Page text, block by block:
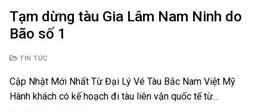
Tạm dừng tàu Gia Lâm Nam Ninh do
Bão số 1
TIN TỨC
Cập Nhật Mới Nhất Từ Đại Lý Vé Tàu Bắc Nam Việt Mỹ
Hành khách có kế hoạch đi tàu liên vận quốc tế từ…